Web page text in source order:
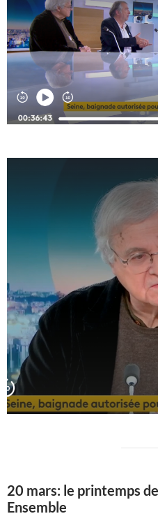
20 mars: le printemps
Ensemble